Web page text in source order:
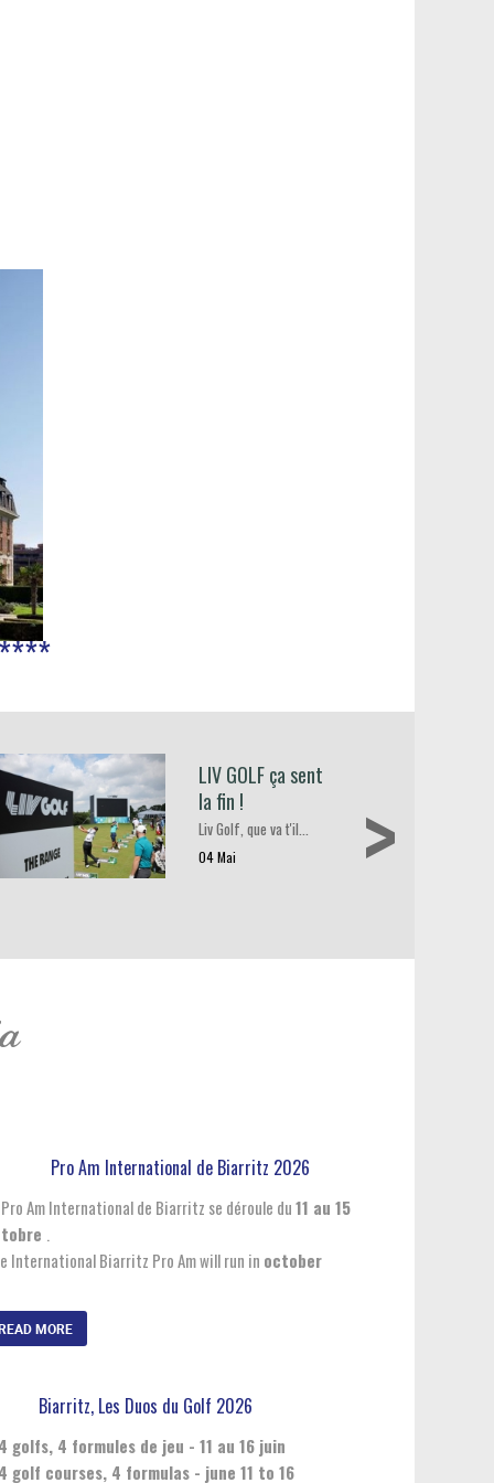
LIV GOLF ça sent
la fin !
Liv Golf, que va t'il…
04 Mai >
Pro Am International de Biarritz 2026
Am International de Biarritz se déroule du11 au 15
.
International Biarritz Pro Am will run in october
MORE
Biarritz, Les Duos du Golf 2026
golfs, 4 formules de jeu - 11 au 16 juin
golf courses, 4 formulas - june 11 to 16